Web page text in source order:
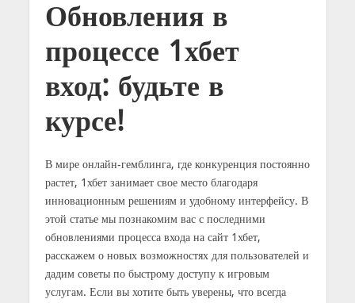
Обновления в
процессе 1хбет
вход: будьте в
курсе!
В мире онлайн-гемблинга, где конкуренция постоянно
растет, 1хбет занимает свое место благодаря
инновационным решениям и удобному интерфейсу. В
этой статье мы познакомим вас с последними
обновлениями процесса входа на сайт 1хбет,
расскажем о новых возможностях для пользователей и
дадим советы по быстрому доступу к игровым
услугам. Если вы хотите быть уверены, что всегда